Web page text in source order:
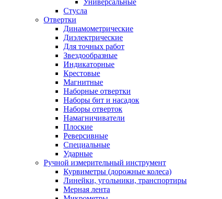
Универсальные
Стусла
Отвертки
Динамометрические
Диэлектрические
Для точных работ
Звездообразные
Индикаторные
Крестовые
Магнитные
Наборные отвертки
Наборы бит и насадок
Наборы отверток
Намагничиватели
Плоские
Реверсивные
Специальные
Ударные
Ручной измерительный инструмент
Курвиметры (дорожные колеса)
Линейки, угольники, транспортиры
Мерная лента